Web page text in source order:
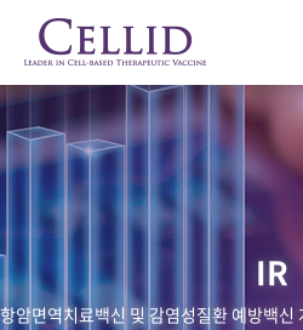
IR
항암면역치료백신 및 감염성질환 예방백